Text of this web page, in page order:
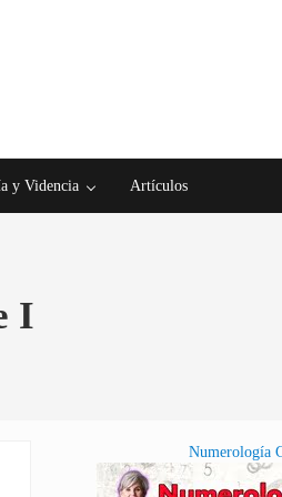
y Videncia Artículos
I
SidebarNumerología